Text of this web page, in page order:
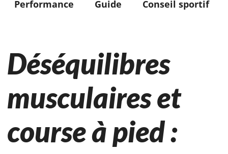
Performance
Guide Conseil sportif
Déséquilibres
musculaires et
course à pied :